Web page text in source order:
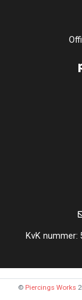
KvK nummer:
© Piercings Works